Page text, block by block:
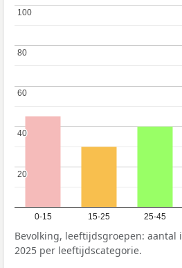
0-15 15-25 25-45
20
20
40
40
60
60
80
80
100
100
Bevolking, leeftijdsgroepen: aantal
2025 per leeftijdscategorie.